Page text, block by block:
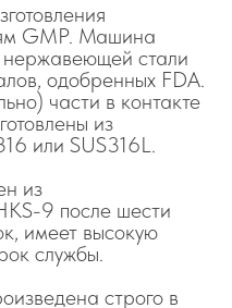
GMP. Машина
нержавеющей стали
одобренных FDA.
части в контакте
из
или SUS316L.
из
9 после шести
имеет высокую
службы.
строго в